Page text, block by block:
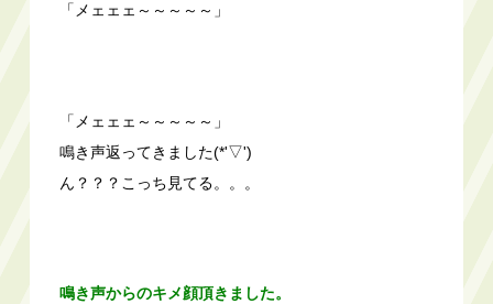
「メェェェ～～～～～」
「メェェェ～～～～～」
鳴き声返ってきました(*'▽')
ん？？？こっち見てる。。。
鳴き声からのキメ顔頂きました。